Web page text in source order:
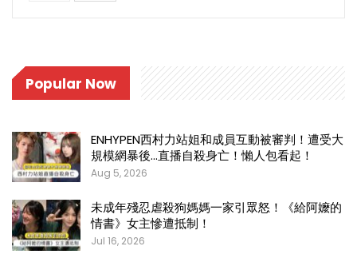
Popular Now
ENHYPEN西村力站姐和成員互動被審判！遭受大
規模網暴後…直播自殺身亡！懶人包看起！
Aug 5, 2026
未成年殘忍虐殺狗媽媽一家引眾怒！《給阿嬤的
情書》女主慘遭抵制！
Jul 16, 2026